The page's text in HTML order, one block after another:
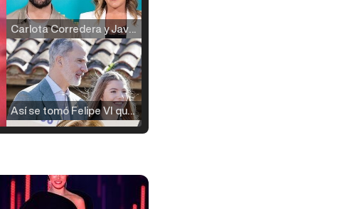
Carlota Corredera y Javier de Hoyos: "La tele tiene que representar al público también y aquí están todos los perfiles posibles&quo;
Así se tomó Felipe VI que la Infanta Sofía no quisiera recibir formación militar